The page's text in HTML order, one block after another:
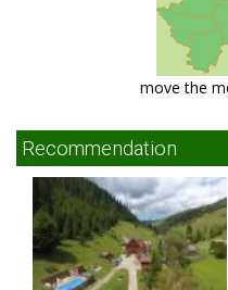
move the
Recommendation